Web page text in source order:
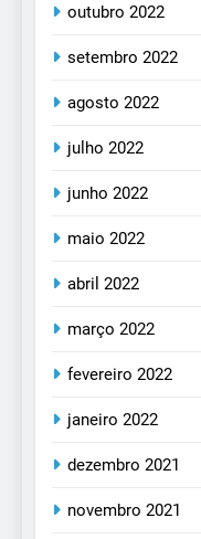
outubro 2022
setembro 2022
agosto 2022
julho 2022
junho 2022
maio 2022
abril 2022
março 2022
fevereiro 2022
janeiro 2022
dezembro 2021
novembro 2021